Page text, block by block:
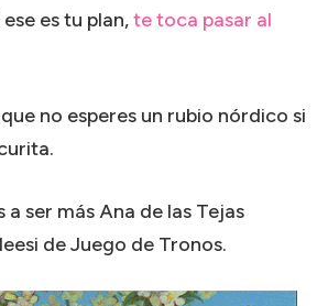
ese es tu plan,te toca pasar al
no esperes un rubio nórdico si
a ser más Ana de las Tejas
de Juego de Tronos.